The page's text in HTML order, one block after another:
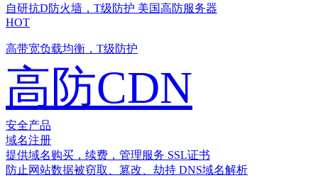
自研抗D防火墙，T级防护 美国高防服务器
HOT
高带宽负载均衡，T级防护
高防CDN
安全产品
域名注册
提供域名购买，续费，管理服务 SSL证书
防止网站数据被窃取、篡改、劫持 DNS域名解析